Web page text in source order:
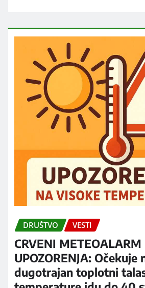
DRUŠTVO VESTI
CRVENI
UPOZORENJA: Očekuje
dugotrajan toplotni